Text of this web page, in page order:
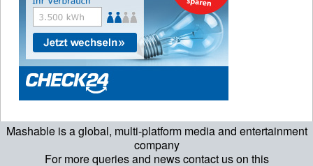
Mashable is a global, multi-platform media and entertainment
company
For more queries and news contact us on this